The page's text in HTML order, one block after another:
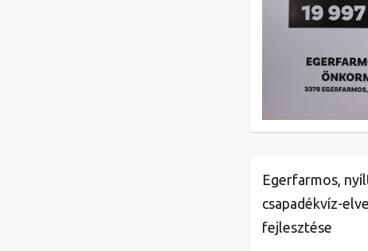
Egerfarmos,
csapadékvíz-
fejlesztése